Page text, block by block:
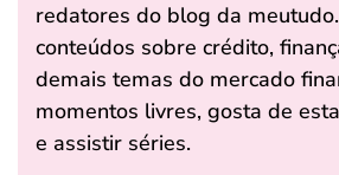
redatores do blog da
conteúdos sobre crédito,
demais temas do mercado
momentos livres, gosta de
e assistir séries.